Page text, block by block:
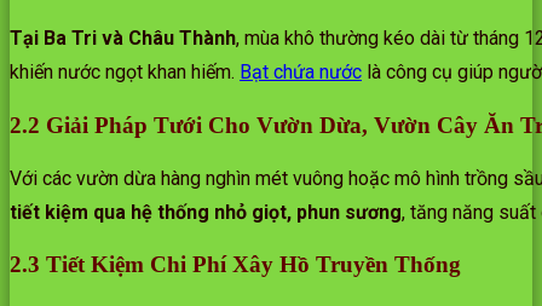
Tại Ba Tri và Châu Thành, mùa khô thường kéo dài từ tháng
khiến nước ngọt khan hiếm. Bạt chứa nước là công cụ giúp
2.2 Giải Pháp Tưới Cho Vườn Dừa, Vườn Cây Ăn
Với các vườn dừa hàng nghìn mét vuông hoặc mô hình trồng
tiết kiệm qua hệ thống nhỏ giọt, phun sương, tăng năng
2.3 Tiết Kiệm Chi Phí Xây Hồ Truyền Thống